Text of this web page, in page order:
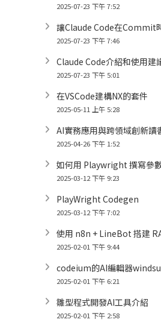
2025-07-23 下午 7:52
讓Claude Code在Commit
2025-07-23 下午 7:46
Claude Code介紹和使用建
2025-07-23 下午 5:01
在VSCode建構NX的套件
2025-05-11 上午 5:28
AI實務應用與跨領域創新讀
2025-04-26 下午 1:52
如何用 Playwright 撰寫參
2025-03-12 下午 9:23
PlayWright Codegen
2025-03-12 下午 7:02
使用 n8n + LineBot 搭建
2025-02-01 下午 9:44
codeium的AI編輯器
2025-02-01 下午 6:21
雛型程式開發AI工具介紹
2025-02-01 下午 2:58